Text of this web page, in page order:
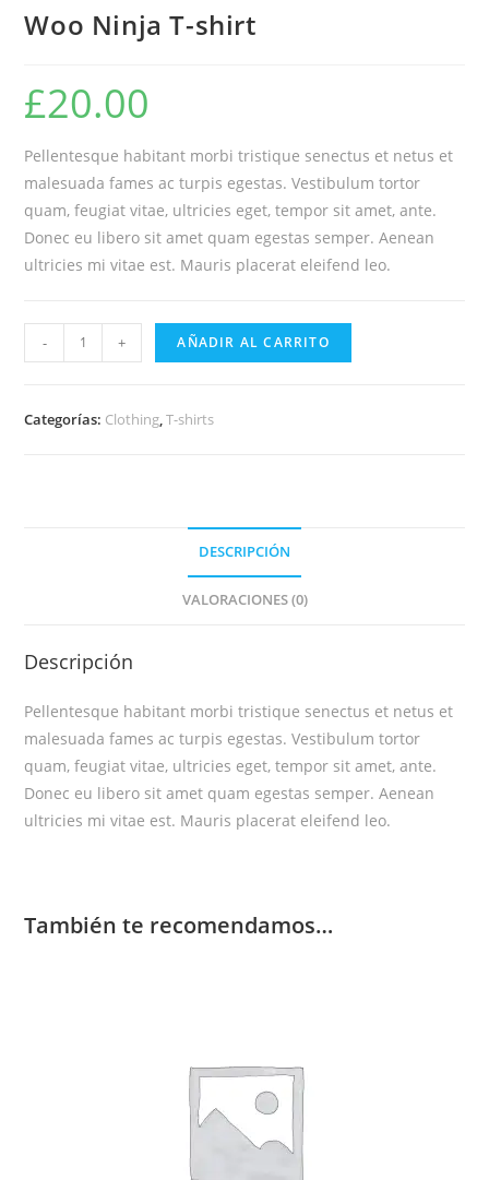
Woo Ninja T-shirt
£20.00
Pellentesque habitant morbi tristique senectus et netus et
malesuada fames ac turpis egestas. Vestibulum tortor
quam, feugiat vitae, ultricies eget, tempor sit amet, ante.
Donec eu libero sit amet quam egestas semper. Aenean
ultricies mi vitae est. Mauris placerat eleifend leo.
- + AÑADIR AL CARRITO
Categorías: Clothing,T-shirts
DESCRIPCIÓN
VALORACIONES (0)
Descripción
Pellentesque habitant morbi tristique senectus et netus et
malesuada fames ac turpis egestas. Vestibulum tortor
quam, feugiat vitae, ultricies eget, tempor sit amet, ante.
Donec eu libero sit amet quam egestas semper. Aenean
ultricies mi vitae est. Mauris placerat eleifend leo.
También te recomendamos…